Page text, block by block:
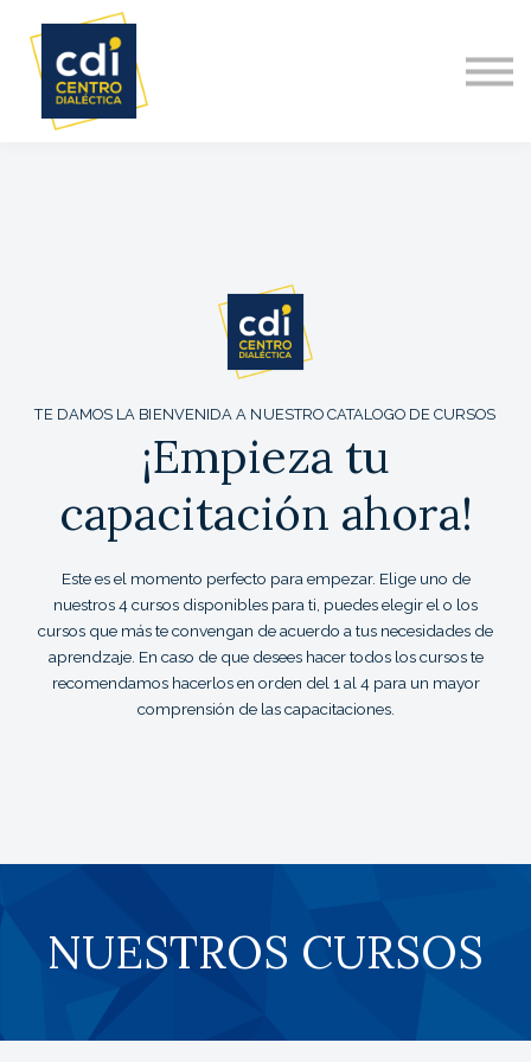
DIPLOMADO INTERNACIONAL
TE DAMOS LA BIENVENIDA A NUESTRO CATALOGO DE CURSOS
¡Empieza tu
capacitación ahora!
Este es el momento perfecto para empezar. Elige uno de
nuestros 4 cursos disponibles para ti, puedes elegir el o los
cursos que más te convengan de acuerdo a tus necesidades de
aprendzaje. En caso de que desees hacer todos los cursos te
recomendamos hacerlos en orden del 1 al 4 para un mayor
comprensión de las capacitaciones.
NUESTROS CURSOS